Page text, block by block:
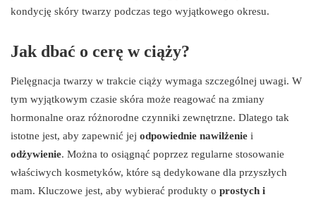
kondycję skóry twarzy podczas tego wyjątkowego okresu.
Jak dbać o cerę w ciąży?
Pielęgnacja twarzy w trakcie ciąży wymaga szczególnej uwagi. W
tym wyjątkowym czasie skóra może reagować na zmiany
hormonalne oraz różnorodne czynniki zewnętrzne. Dlatego tak
istotne jest, aby zapewnić jej odpowiednie nawilżenie i
odżywienie. Można to osiągnąć poprzez regularne stosowanie
właściwych kosmetyków, które są dedykowane dla przyszłych
mam. Kluczowe jest, aby wybierać produkty o prostych i